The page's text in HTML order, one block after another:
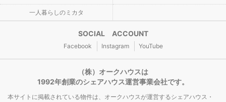
一人暮らしのミカタ
SOCIAL ACCOUNT
Facebook Instagram YouTube
（株）オークハウスは
1992年創業のシェアハウス運営事業会社です。
本サイトに掲載されている物件は、オークハウスが運営するシェアハウス・